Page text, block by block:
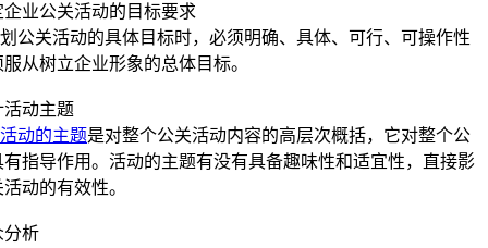
业公关活动的目标要求
关活动的具体目标时，必须明确、具体、可行、可操作性
从树立企业形象的总体目标。
动主题
动的主题是对整个公关活动内容的高层次概括，它对整个公
有指导作用。活动的主题有没有具备趣味性和适宜性，直接影
动的有效性。
分析